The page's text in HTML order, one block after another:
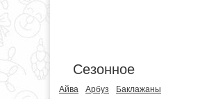
Сезонное
Айва Арбуз
Баклажаны